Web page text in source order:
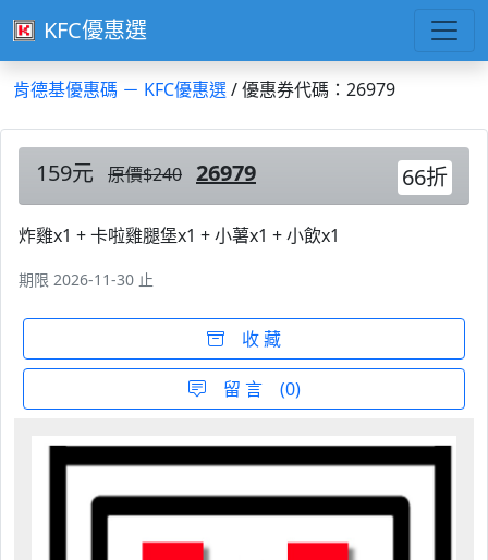
KFC優惠選
肯德基優惠碼 － KFC優惠選/ 優惠券代碼：26979
159元 原價$240 26979 66折
炸雞x1 + 卡啦雞腿堡x1 + 小薯x1 + 小飲x1
期限 2026-11-30 止
收 藏
留 言 (0)